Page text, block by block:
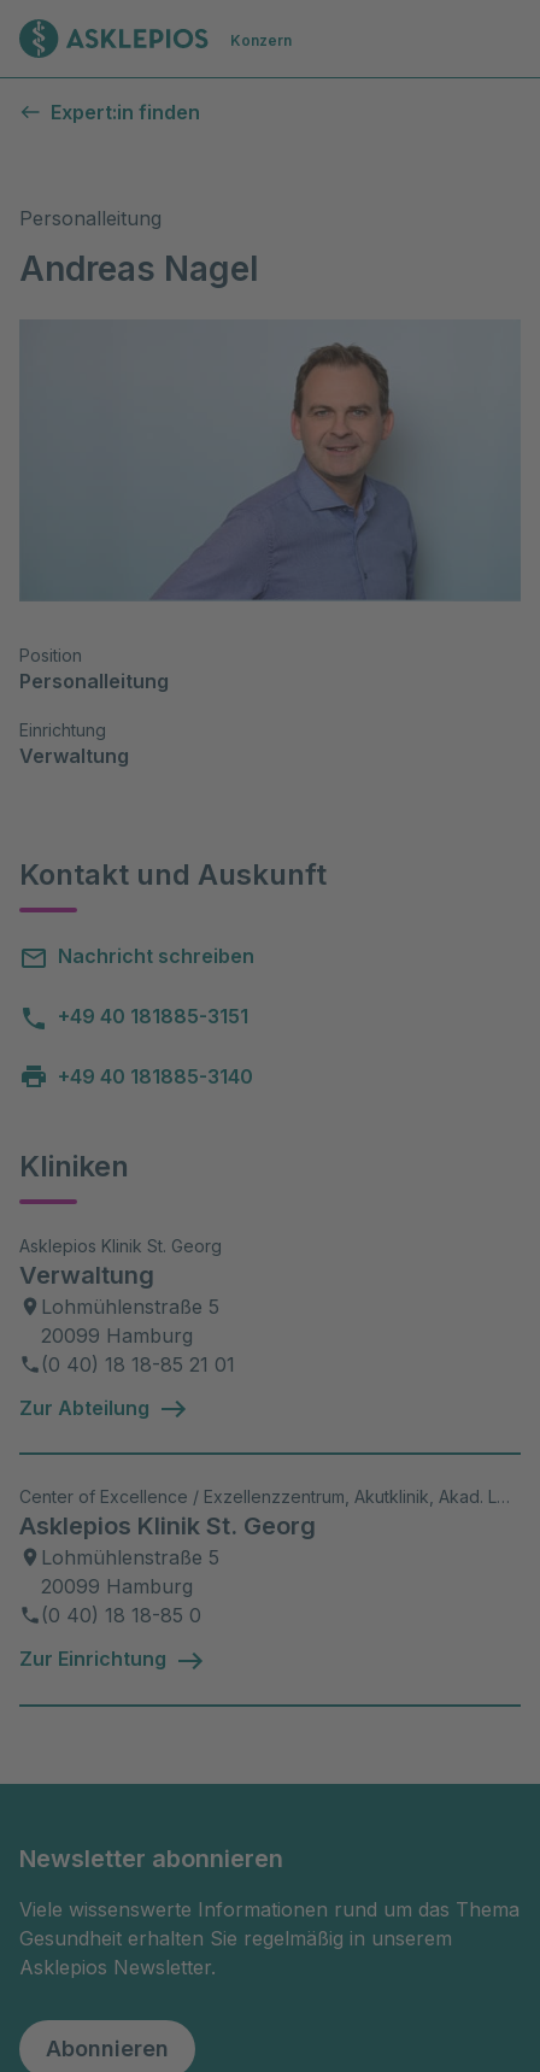
Zur Startseite
Konzern
Expert:in finden
Personalleitung
Andreas Nagel
Position
Personalleitung
Einrichtung
Verwaltung
Kontakt und Auskunft
Nachricht schreiben
+49 40 181885-3151
+49 40 181885-3140
Kliniken
Asklepios Klinik St. Georg
Verwaltung
Lohmühlenstraße 5
20099 Hamburg
(0 40) 18 18-85 21 01
Zur Abteilung
Center of Excellence / Exzellenzzentrum, Akutklinik, Akad. Lehrkrankenhaus, Wiss. Aktivitäten
Asklepios Klinik St. Georg
Lohmühlenstraße 5
20099 Hamburg
(0 40) 18 18-85 0
Zur Einrichtung
Newsletter abonnieren
Viele wissenswerte Informationen rund um das Thema
Gesundheit erhalten Sie regelmäßig in unserem
Asklepios Newsletter.
Abonnieren